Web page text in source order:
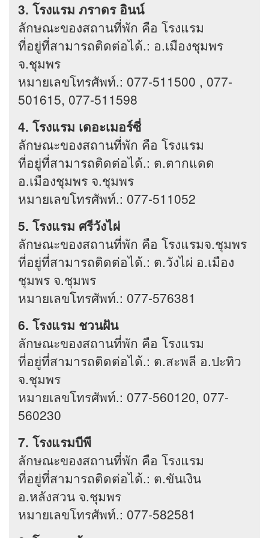
3. โรงแรม ภราดร อินน์
ลักษณะของสถานที่พัก คือ โรงแรม
ที่อยู่ที่สามารถติดต่อได้.: อ.เมืองชุมพร
จ.ชุมพร
หมายเลขโทรศัพท์.: 077-511500 , 077-
501615, 077-511598
4. โรงแรม เดอะเมอร์ซี่
ลักษณะของสถานที่พัก คือ โรงแรม
ที่อยู่ที่สามารถติดต่อได้.: ต.ตากแดด
อ.เมืองชุมพร จ.ชุมพร
หมายเลขโทรศัพท์.: 077-511052
5. โรงแรม ศรีวังไผ่
ลักษณะของสถานที่พัก คือ โรงแรมจ.ชุมพร
ที่อยู่ที่สามารถติดต่อได้.: ต.วังไผ่ อ.เมือง
ชุมพร จ.ชุมพร
หมายเลขโทรศัพท์.: 077-576381
6. โรงแรม ชวนฝัน
ลักษณะของสถานที่พัก คือ โรงแรม
ที่อยู่ที่สามารถติดต่อได้.: ต.สะพลี อ.ปะทิว
จ.ชุมพร
หมายเลขโทรศัพท์.: 077-560120, 077-
560230
7. โรงแรมบีพี
ลักษณะของสถานที่พัก คือ โรงแรม
ที่อยู่ที่สามารถติดต่อได้.: ต.ขันเงิน
อ.หลังสวน จ.ชุมพร
หมายเลขโทรศัพท์.: 077-582581